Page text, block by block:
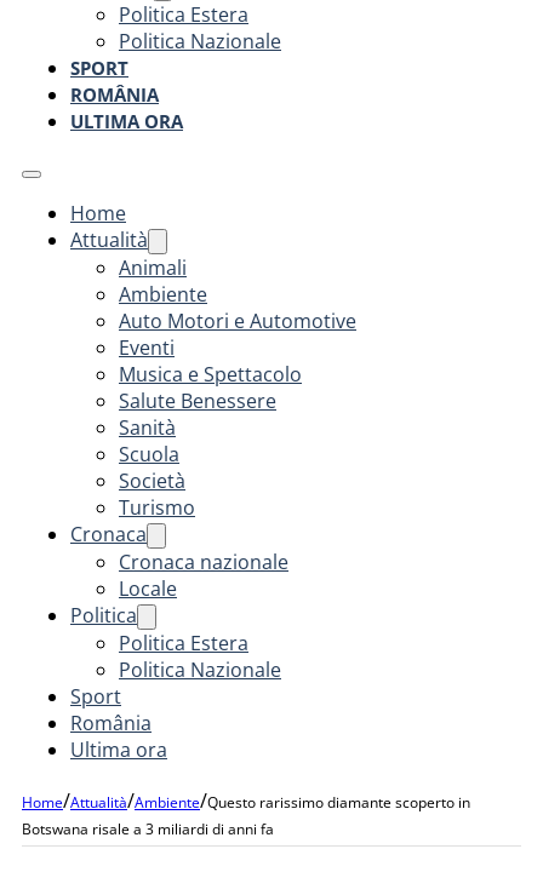
Politica Estera
Politica Nazionale
SPORT
ROMÂNIA
ULTIMA ORA
Home
Attualità
Animali
Ambiente
Auto Motori e Automotive
Eventi
Musica e Spettacolo
Salute Benessere
Sanità
Scuola
Società
Turismo
Cronaca
Cronaca nazionale
Locale
Politica
Politica Estera
Politica Nazionale
Sport
România
Ultima ora
Home/Attualità/Ambiente/Questo rarissimo diamante scoperto in
Botswana risale a 3 miliardi di anni fa